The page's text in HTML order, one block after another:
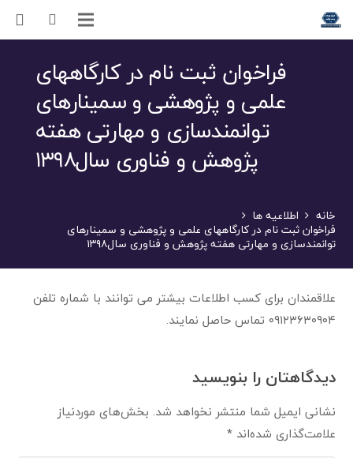
فراخوان ثبت نام در کارگاههای
علمی و پژوهشی و سمینارهای
توانمندسازی و مهارتی هفته
پژوهش و فناوری سال۱۳۹۸
خانه اطلاعیه ها
فراخوان ثبت نام در کارگاههای علمی و پژوهشی و سمینارهای
توانمندسازی و مهارتی هفته پژوهش و فناوری سال۱۳۹۸
علاقمندان برای کسب اطلاعات بیشتر می توانند با شماره تلفن
۰۹۱۲۳۶۳۰۹۰۴ تماس حاصل نمایند.
دیدگاهتان را بنویسید
نشانی ایمیل شما منتشر نخواهد شد. بخش‌های موردنیاز
علامت‌گذاری شده‌اند*